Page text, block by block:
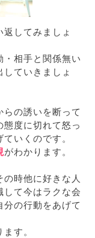
してみましょ
・相手と関係無い
ていきましょ
の誘いを断って
度に切れて怒っ
いくのです。
がわかります。
時他に好きな人
して今はラクな会
の行動をあげて
す。